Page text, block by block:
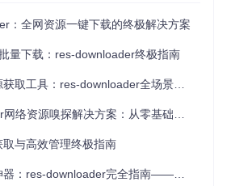
配置。
以下命令快速安装：
：全网资源一键下载的终极解决方案
量下载：res-downloader终极指南
工具：res-downloader全场景解决方案
探解决方案：从零基础到多平台资源捕获的实战指南
与高效管理终极指南
downloader完全指南——一键获取全网音视频资源